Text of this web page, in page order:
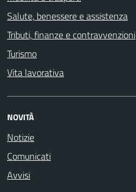
Salute, benessere e assistenza
Tributi, finanze e contravvenzioni
Turismo
Vita lavorativa
NOVITÀ
Notizie
Comunicati
Avvisi